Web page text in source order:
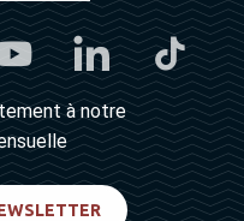
à notre